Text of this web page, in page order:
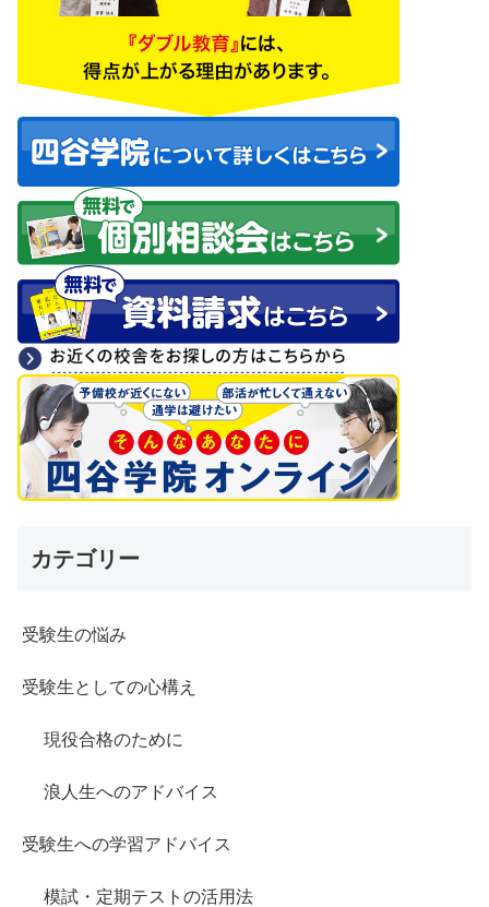
カテゴリー
受験生の悩み
受験生としての心構え
現役合格のために
浪人生へのアドバイス
受験生への学習アドバイス
模試・定期テストの活用法